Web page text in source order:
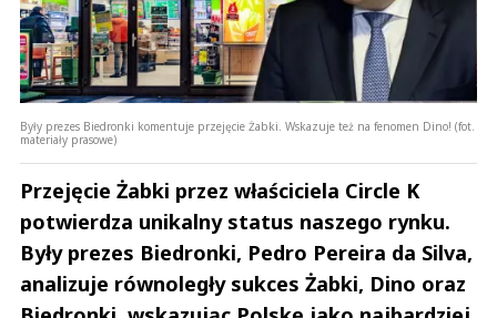
Były prezes Biedronki komentuje przejęcie Żabki. Wskazuje też na fenomen Dino! (fot.
materiały prasowe)
Przejęcie Żabki przez właściciela Circle K
potwierdza unikalny status naszego rynku.
Były prezes Biedronki, Pedro Pereira da Silva,
analizuje równoległy sukces Żabki, Dino oraz